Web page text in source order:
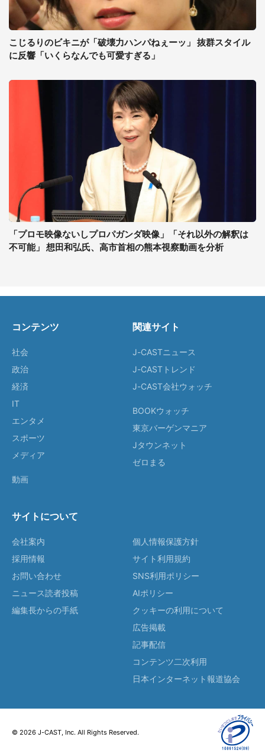
こじるりのビキニが「破壊力ハンパねぇーッ」 抜群スタイル
に反響「いくらなんでも可愛すぎる」
「プロモ映像ないしプロパガンダ映像」「それ以外の解釈は
不可能」 想田和弘氏、高市首相の熊本視察動画を分析
コンテンツ
社会
政治
経済
IT
エンタメ
スポーツ
メディア
動画
関連サイト
J-CASTニュース
J-CASTトレンド
J-CAST会社ウォッチ
BOOKウォッチ
東京バーゲンマニア
Jタウンネット
ゼロまる
サイトについて
会社案内
採用情報
お問い合わせ
ニュース読者投稿
編集長からの手紙
個人情報保護方針
サイト利用規約
SNS利用ポリシー
AIポリシー
クッキーの利用について
広告掲載
記事配信
コンテンツ二次利用
日本インターネット報道協会
© 2026 J-CAST, Inc. All Rights Reserved.